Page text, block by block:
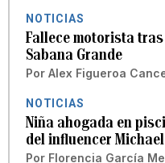
NOTICIAS
Fallece motorista
Sabana Grande
Por Alex Figueroa
NOTICIAS
Niña ahogada en
del influencer
Por Florencia García